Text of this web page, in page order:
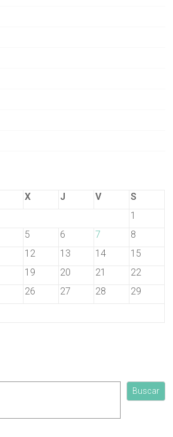
X J V
S
1
5 6 7
8
12 13 14
15
19 20 21
22
26 27 28
29
Buscar